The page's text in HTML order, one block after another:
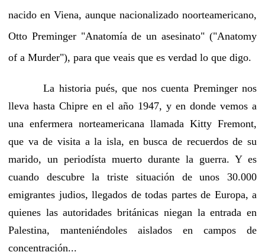
nacido en Viena, aunque nacionalizado noorteamericano,
Otto Preminger "Anatomía de un asesinato" ("Anatomy
of a Murder"), para que veais que es verdad lo que digo.
La historia pués, que nos cuenta Preminger nos
lleva hasta Chipre en el año 1947, y en donde vemos a
una enfermera norteamericana llamada Kitty Fremont,
que va de visita a la isla, en busca de recuerdos de su
marido, un periodísta muerto durante la guerra. Y es
cuando descubre la triste situación de unos 30.000
emigrantes judios, llegados de todas partes de Europa, a
quienes las autoridades británicas niegan la entrada en
Palestina, manteniéndoles aislados en campos de
concentración...